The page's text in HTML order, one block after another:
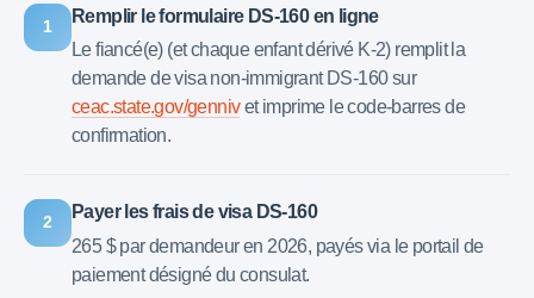
1
Remplir le formulaire DS-160 en ligne
Le fiancé(e) (et chaque enfant dérivé K-2) remplit la
demande de visa non-immigrant DS-160 sur
ceac.state.gov/gennivet imprime le code-barres de
confirmation.
2
Payer les frais de visa DS-160
265 $ par demandeur en 2026, payés via le portail de
paiement désigné du consulat.